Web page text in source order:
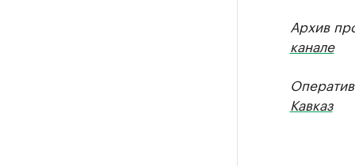
Архив
канале
Кавказ